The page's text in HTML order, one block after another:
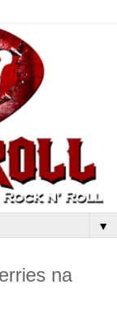
▼
na